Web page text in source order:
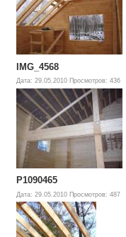
IMG_4568
Дата: 29.05.2010 Просмотров: 436
P1090465
Дата: 29.05.2010 Просмотров: 487